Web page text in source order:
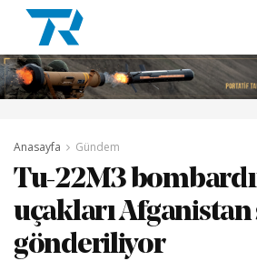
Anasayfa Gündem
Tu-22M3
uçakları Afganistan
gönderiliyor